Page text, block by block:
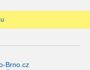
Brno.cz